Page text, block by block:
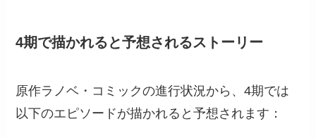
4期で描かれると予想されるストーリー
原作ラノベ・コミックの進行状況から、4期では
以下のエピソードが描かれると予想されます：